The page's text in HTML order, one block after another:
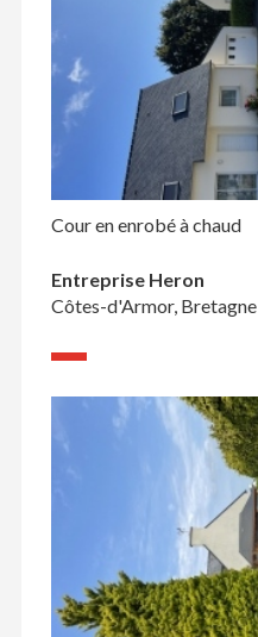
Cour en enrobé à chaud
Entreprise Heron
Côtes-d'Armor, Bretagne